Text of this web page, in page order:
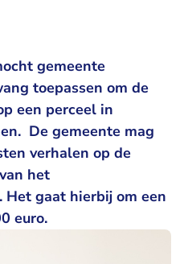
gemeente
toepassen om de
een perceel in
De gemeente mag
verhalen op de
het
gaat hierbij om een
euro.